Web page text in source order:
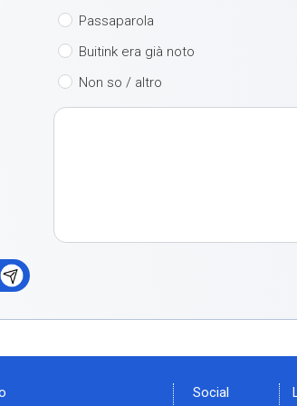
Passaparola
Buitink era già noto
Non so / altro
Social